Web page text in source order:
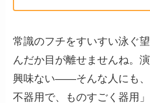
常識のフチをすいすい泳ぐ
んだか目が離せませんね。
興味ない――そんな人にも、
不器用で、ものすごく器用